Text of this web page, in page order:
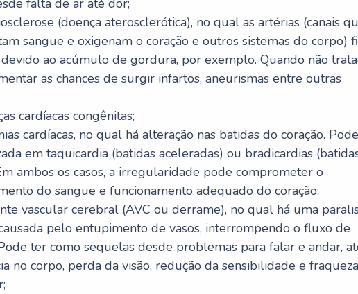
falta de ar até dor;
(doença aterosclerótica), no qual as artérias (canais
sangue e oxigenam o coração e outros sistemas do corpo)
ao acúmulo de gordura, por exemplo. Quando não
as chances de surgir infartos, aneurismas entre outras
cardíacas congênitas;
cardíacas, no qual há alteração nas batidas do coração.
em taquicardia (batidas aceleradas) ou bradicardias
ambos os casos, a irregularidade pode comprometer o
do sangue e funcionamento adequado do coração;
vascular cerebral (AVC ou derrame), no qual há uma
pelo entupimento de vasos, interrompendo o fluxo de
ter como sequelas desde problemas para falar e andar,
no corpo, perda da visão, redução da sensibilidade e fraqueza